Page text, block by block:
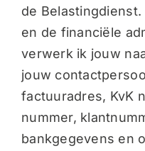
de
en de financiële
verwerk ik jouw
jouw
factuuradres, KvK
nummer,
bankgegevens en